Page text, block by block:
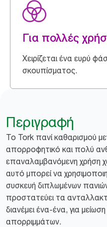
Για πολλές
Χειρίζεται ένα ευρύ
σκουπίσματος.
Περιγραφή
​Το Tork πανί καθαρισμού
απορροφητικό και πολύ
επαναλαμβανόμενη χρήση
αυτό μπορεί να
συσκευή διπλωμένων
προστατεύει τα
διανέμει ένα-ένα, για
απορριμμάτων.